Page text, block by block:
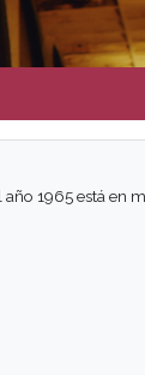
1965 está en